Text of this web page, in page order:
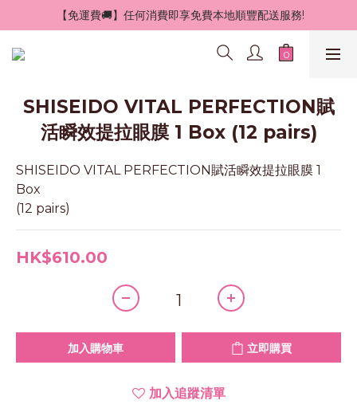
【免運費🚚】任何消費即享免費本地順豐配送服務!
SHISEIDO VITAL PERFECTION賦
活瞬效提拉眼膜 1 Box (12 pairs)
SHISEIDO VITAL PERFECTION賦活瞬效提拉眼膜 1
Box
(12 pairs)
HK$610.00
加入購物車 立即購買
加入追蹤清單